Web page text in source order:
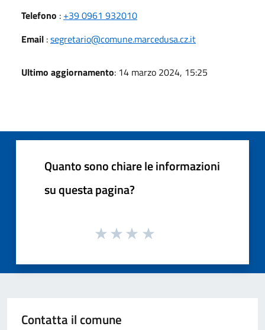
Telefono : +39 0961 932010
Email :segretario@comune.marcedusa.cz.it
Ultimo aggiornamento: 14 marzo 2024, 15:25
Quanto sono chiare le informazioni
su questa pagina?
Contatta il comune